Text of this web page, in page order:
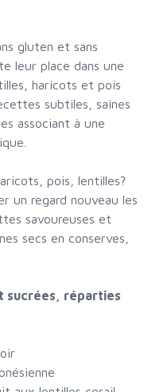
gluten et sans
leur place dans une
haricots et pois
subtiles, saines
associant à une
pois, lentilles?
un regard nouveau les
savoureuses et
secs en conserves,
sucrées, réparties